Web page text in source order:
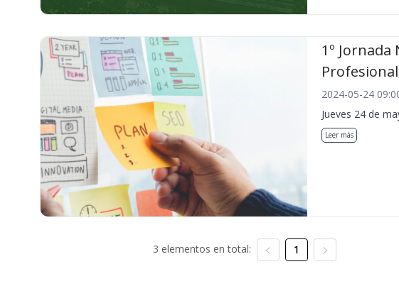
1º
2024-05-24
Jueves 24 de
Leer más
3 elementos en total: 1